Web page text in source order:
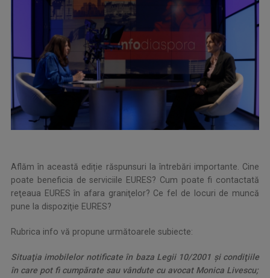
Aflăm în această ediție răspunsuri la întrebări importante. Cine
poate beneficia de serviciile EURES? Cum poate fi contactată
reţeaua EURES în afara graniţelor? Ce fel de locuri de muncă
pune la dispoziţie EURES?
Rubrica info vă propune următoarele subiecte:
Situaţia imobilelor notificate în baza Legii 10/2001 şi condiţiile
în care pot fi cumpărate sau vândute cu avocat Monica Livescu;